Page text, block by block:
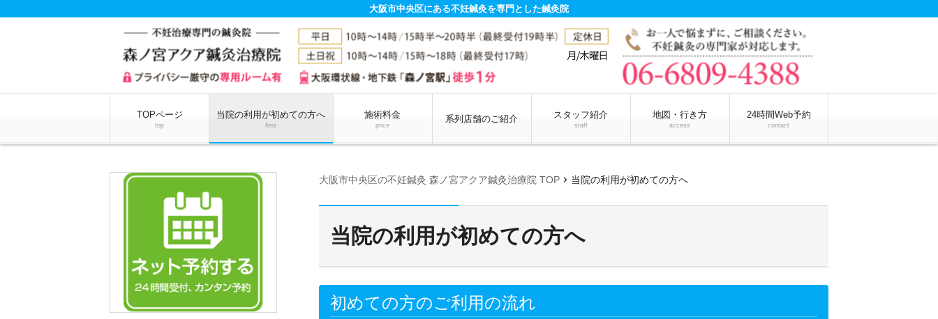
大阪市中央区にある不妊鍼灸を専門とした鍼灸院
TOPページ
top
当院の利用が初めての方へ
first
施術料金
price
系列店舗のご紹介 スタッフ紹介
staff
地図・行き方
access
24時間Web予約
contact
大阪市中央区の不妊鍼灸 森ノ宮アクア鍼灸治療院 TOP chevron_right 当院の利用が初めての方へ
当院の利用が初めての方へ
初めての方のご利用の流れ